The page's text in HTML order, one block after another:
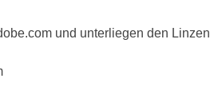
und unterliegen den